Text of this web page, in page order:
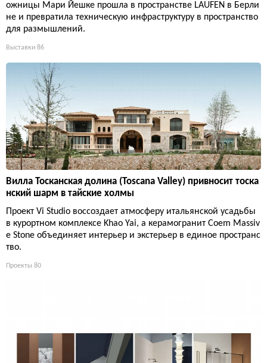
ожницы Мари Йешке прошла в пространстве LAUFEN в Берли
не и превратила техническую инфраструктуру в пространство
для размышлений.
Выставки 86
Вилла Тосканская долина (Toscana Valley) привносит тоска
нский шарм в тайские холмы
Проект Vi Studio воссоздает атмосферу итальянской усадьбы
в курортном комплексе Khao Yai, а керамогранит Coem Massiv
e Stone объединяет интерьер и экстерьер в единое пространс
тво.
Проекты 80